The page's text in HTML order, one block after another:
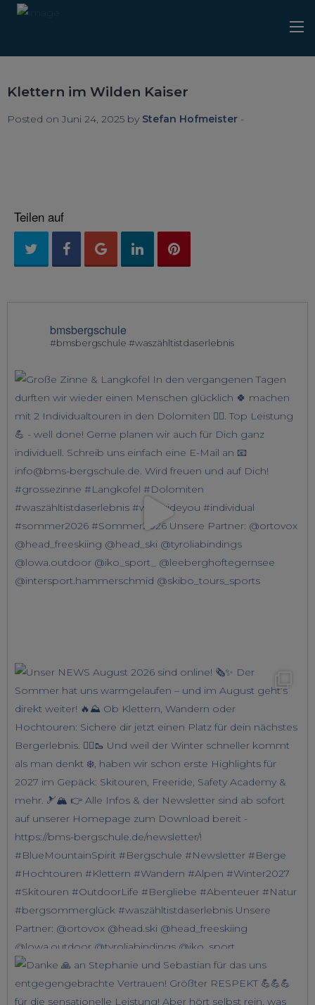
Klettern im Wilden Kaiser
Posted on Juni 24, 2025 by Stefan Hofmeister -
Teilen auf
bmsbergschule
#bmsbergschule #waszähltistdaserlebnis